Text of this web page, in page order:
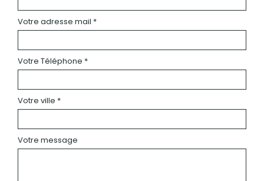
Votre adresse mail *
Votre Téléphone *
Votre ville *
Votre message